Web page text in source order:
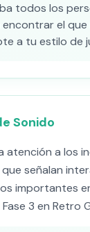
todos los
el que
a tu estilo de
Sonido
atención a los
señalan
importantes
3 en Retro